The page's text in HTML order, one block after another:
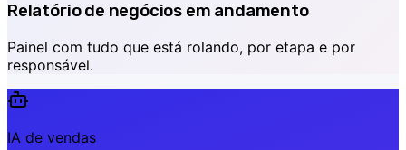
Relatório de negócios em andamento
Painel com tudo que está rolando, por etapa e por
responsável.
IA de vendas